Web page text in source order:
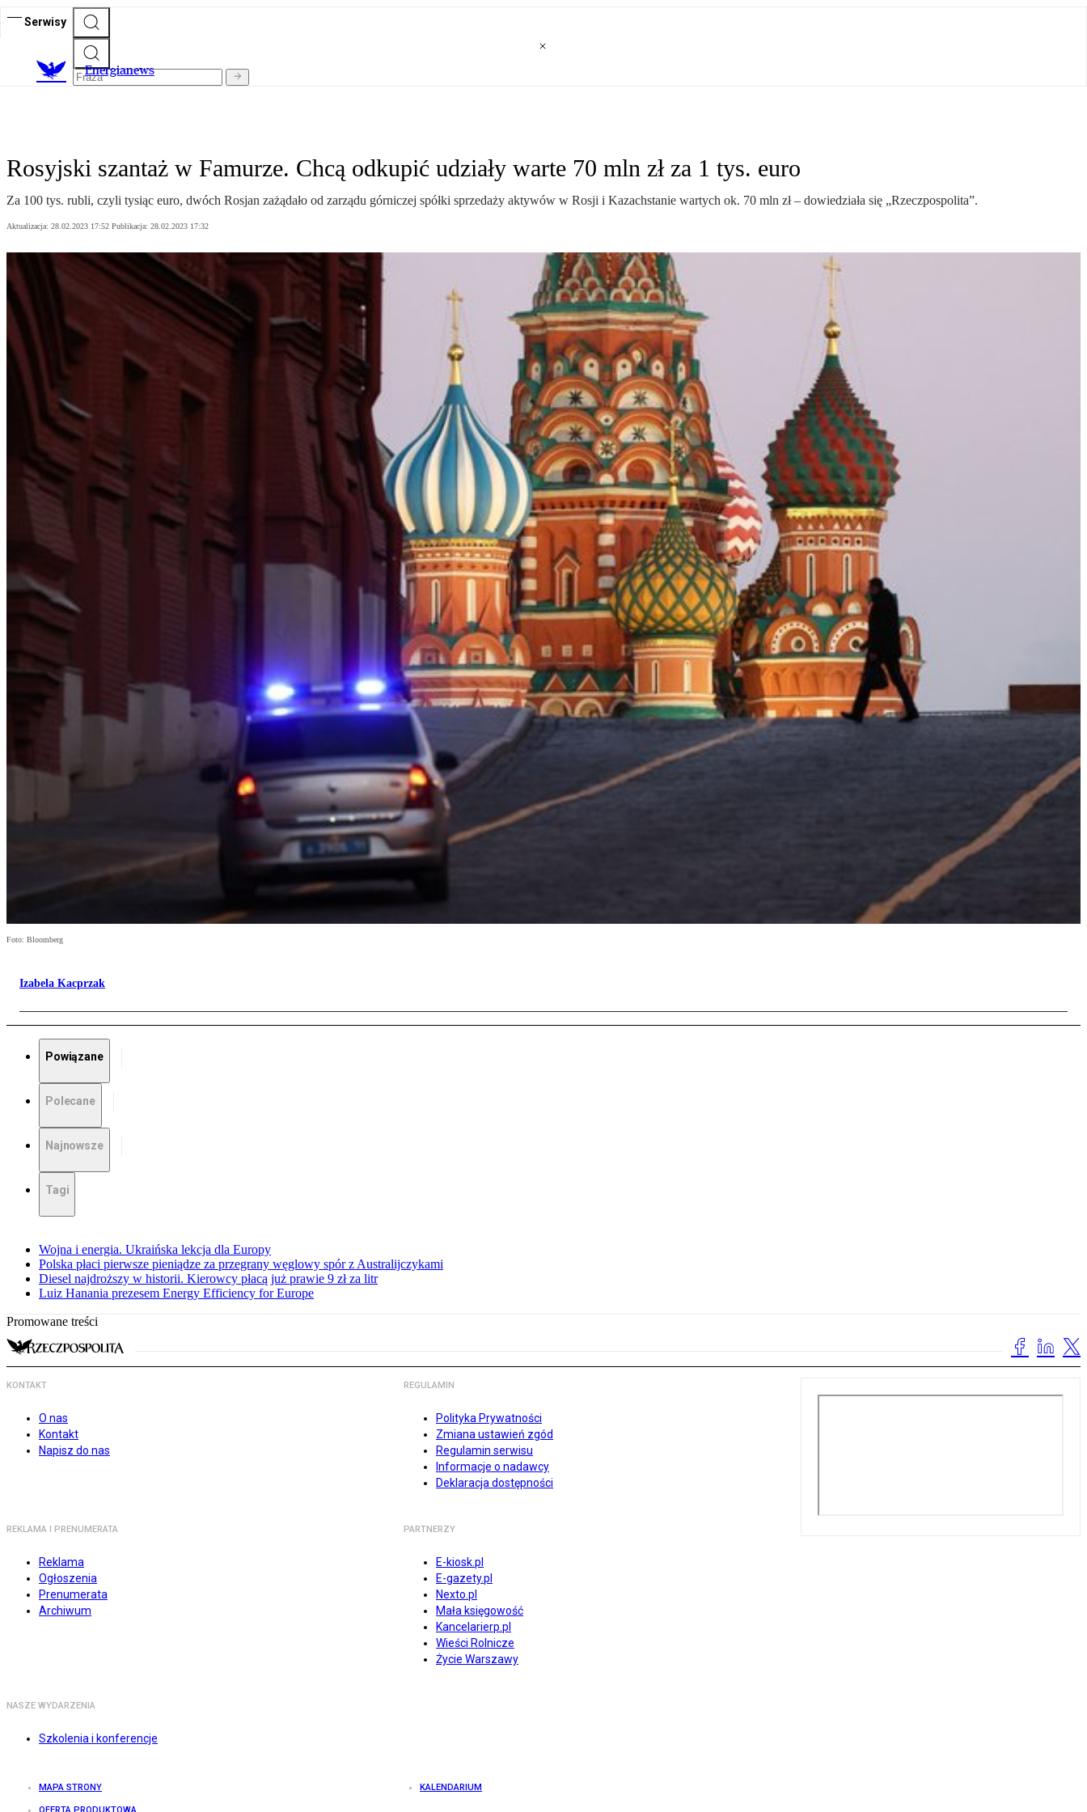
Serwisy
Energianews
Rosyjski szantaż w Famurze. Chcą odkupić udziały warte 70 mln zł za 1 tys. euro
Za 100 tys. rubli, czyli tysiąc euro, dwóch Rosjan zażądało od zarządu górniczej spółki sprzedaży aktywów w Rosji i Kazachstanie wartych ok. 70 mln zł – dowiedziała się „Rzeczpospolita”.
Aktualizacja: 28.02.2023 17:52 Publikacja: 28.02.2023 17:32
Foto: Bloomberg
Izabela Kacprzak
Powiązane
Polecane
Najnowsze
Tagi
Wojna i energia. Ukraińska lekcja dla Europy
Polska płaci pierwsze pieniądze za przegrany węglowy spór z Australijczykami
Diesel najdroższy w historii. Kierowcy płacą już prawie 9 zł za litr
Luiz Hanania prezesem Energy Efficiency for Europe
Promowane treści
KONTAKT
O nas
Kontakt
Napisz do nas
REGULAMIN
Polityka Prywatności
Zmiana ustawień zgód
Regulamin serwisu
Informacje o nadawcy
Deklaracja dostępności
REKLAMA I PRENUMERATA
Reklama
Ogłoszenia
Prenumerata
Archiwum
PARTNERZY
E-kiosk.pl
E-gazety.pl
Nexto.pl
Mała księgowość
Kancelarierp.pl
Wieści Rolnicze
Życie Warszawy
NASZE WYDARZENIA
Szkolenia i konferencje
MAPA STRONY KALENDARIUM